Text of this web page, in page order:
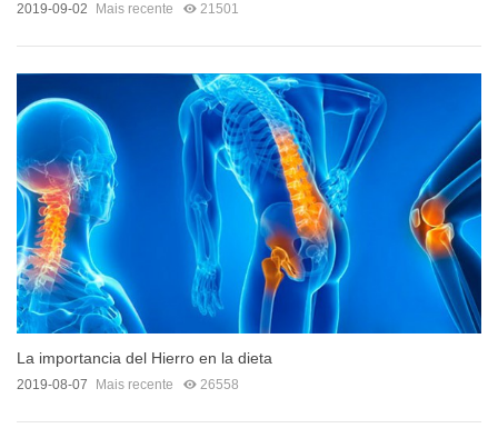
2019-09-02 Mais recente 21501
La importancia del Hierro en la dieta
2019-08-07 Mais recente 26558